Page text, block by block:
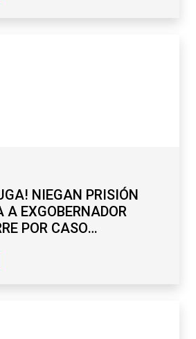
NIEGAN PRISIÓN
EXGOBERNADOR
POR CASO